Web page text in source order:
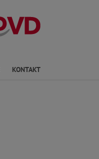
Kreisverband
KONTAKT